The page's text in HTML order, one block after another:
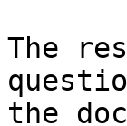
The
the